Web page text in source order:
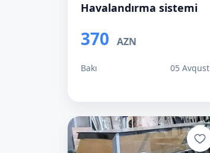
Havalandırma sistemi
370 AZN
Bakı 05 Avqust